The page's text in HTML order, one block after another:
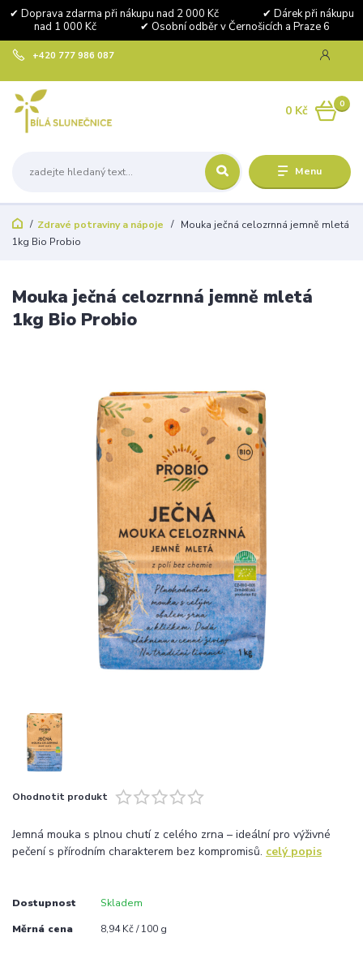
✔ Doprava zdarma při nákupu nad 2 000 Kč ✔ Dárek při nákupu
nad 1 000 Kč ✔ Osobní odběr v Černošicích a Praze 6
Menu
+420 777 986 087
0
0 Kč
Zdravé potraviny a nápoje
Mouka ječná celozrnná jemně mletá
1kg Bio Probio
Mouka ječná celozrnná jemně mletá
1kg Bio Probio
Ohodnotit produkt
Jemná mouka s plnou chutí z celého zrna – ideální pro výživné
pečení s přírodním charakterem bez kompromisů. celý popis
Dostupnost Skladem
Měrná cena 8,94 Kč / 100 g